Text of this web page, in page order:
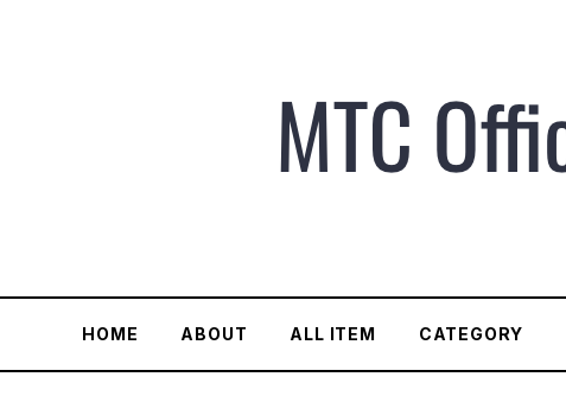
HOME ABOUT ALL ITEM CATEGORY